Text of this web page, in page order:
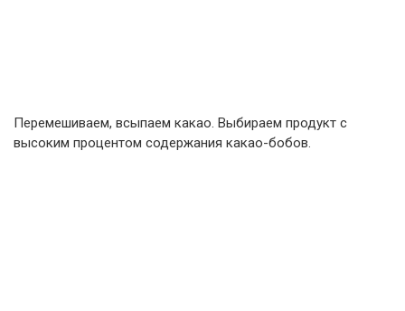
Перемешиваем, всыпаем какао. Выбираем продукт с
высоким процентом содержания какао-бобов.